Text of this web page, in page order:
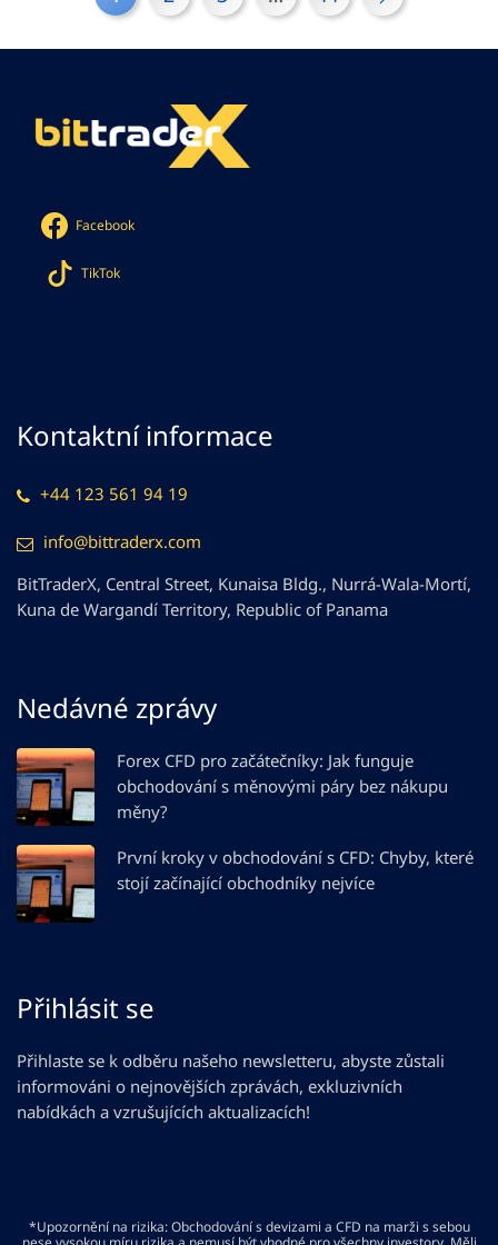
Facebook
TikTok
Kontaktní informace
+44 123 561 94 19
info@bittraderx.com
BitTraderX, Central Street, Kunaisa Bldg., Nurrá-Wala-Mortí,
Kuna de Wargandí Territory, Republic of Panama
Nedávné zprávy
Forex CFD pro začátečníky: Jak funguje
obchodování s měnovými páry bez nákupu
měny?
První kroky v obchodování s CFD: Chyby, které
stojí začínající obchodníky nejvíce
Přihlásit se
Přihlaste se k odběru našeho newsletteru, abyste zůstali
informováni o nejnovějších zprávách, exkluzivních
nabídkách a vzrušujících aktualizacích!
*Upozornění na rizika: Obchodování s devizami a CFD na marži s sebou